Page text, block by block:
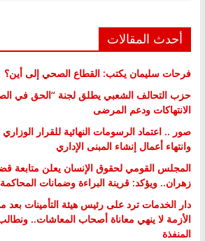
أحدث المقالات
فرحات سليمان يكتب: القطاع الصحي إلى أين؟
حزب التحالف الشعبي يطلق لجنة “الحق في
الانتهاكات ودعم المرضى
صور .. اعتماد الرسومات النهائية للقرار
وانتهاء أعمال إنشاء المبنى الإداري
المجلس القومي لحقوق الإنسان يعلن متابعة
زهران.. ويؤكد: قرينة البراءة وضمانات
دار الخدمات ترد على رئيس هيئة التأمينات بعد
الأزمة لا ينهي معاناة أصحاب المعاشات..
المنفذة